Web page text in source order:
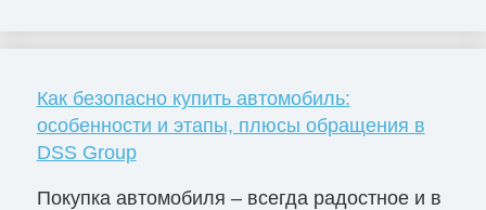
Как безопасно купить автомобиль:
особенности и этапы, плюсы обращения в
DSS Group
Покупка автомобиля – всегда радостное и в